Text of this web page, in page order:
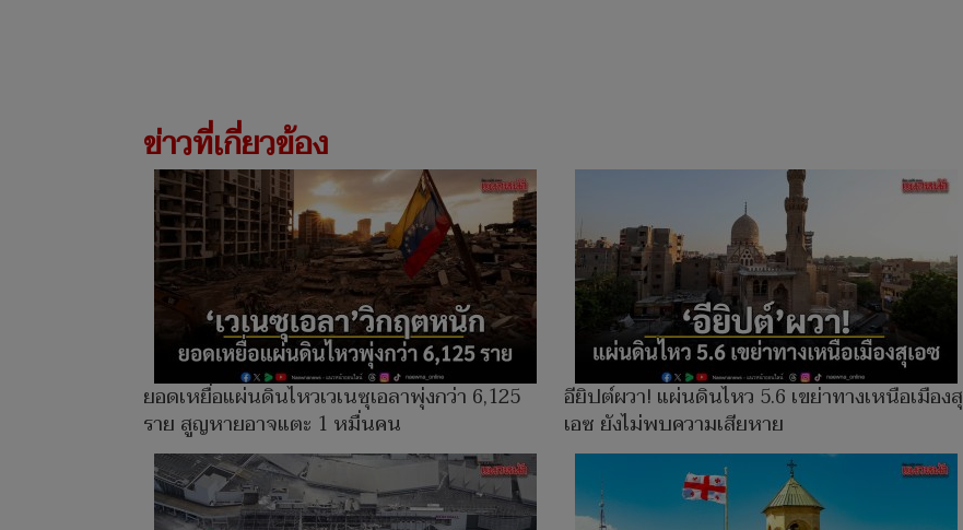
ข่าวที่เกี่ยวข้อง
ยอดเหยื่อแผ่นดินไหวเวเนซุเอลาพุ่งกว่า 6,125
ราย สูญหายอาจแตะ 1 หมื่นคน
อียิปต์ผวา! แผ่นดินไหว 5.6 เขย่าทางเหนือเมืองสุ
เอซ ยังไม่พบความเสียหาย